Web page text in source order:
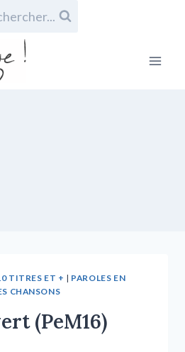
TITRES ET + | PAROLES EN
CHANSONS
(PeM16)